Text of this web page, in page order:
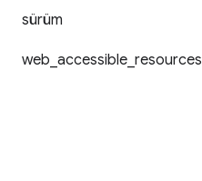
sürüm
web accessible resources